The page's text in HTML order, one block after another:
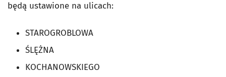
będą ustawione na ulicach:
STAROGROBLOWA
ŚLĘŻNA
KOCHANOWSKIEGO